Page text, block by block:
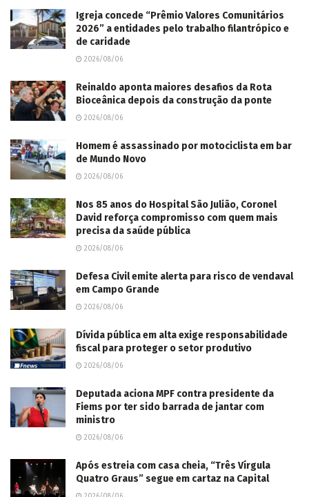
Igreja concede “Prêmio Valores Comunitários
2026” a entidades pelo trabalho filantrópico e
de caridade
2026/08/06
Reinaldo aponta maiores desafios da Rota
Bioceânica depois da construção da ponte
2026/08/06
Homem é assassinado por motociclista em bar
de Mundo Novo
2026/08/06
Nos 85 anos do Hospital São Julião, Coronel
David reforça compromisso com quem mais
precisa da saúde pública
2026/08/06
Defesa Civil emite alerta para risco de vendaval
em Campo Grande
2026/08/06
Dívida pública em alta exige responsabilidade
fiscal para proteger o setor produtivo
2026/08/06
Deputada aciona MPF contra presidente da
Fiems por ter sido barrada de jantar com
ministro
2026/08/06
Após estreia com casa cheia, “Três Vírgula
Quatro Graus” segue em cartaz na Capital